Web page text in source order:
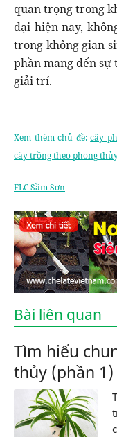
quan trọng trong
đại hiện nay,
trong không gian
phần mang đến sự
giải trí.
Xem thêm chủ đề:cây
cây trồng theo phong
FLC Sầm Sơn
Bài liên quan
Tìm hiểu
thủy (phần 1)